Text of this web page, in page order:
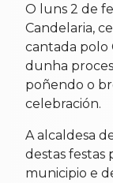
O luns 2 de
Candelaria,
cantada polo
dunha
poñendo o
celebración.
A alcaldesa
destas festas
municipio e